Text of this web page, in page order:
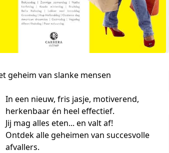
geheim van slanke mensen
In een nieuw, fris jasje, motiverend,
herkenbaar én heel effectief.
Jij mag alles eten... en valt af!
Ontdek alle geheimen van succesvolle
afvallers.